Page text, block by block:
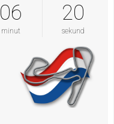
06
minut
19
sekund